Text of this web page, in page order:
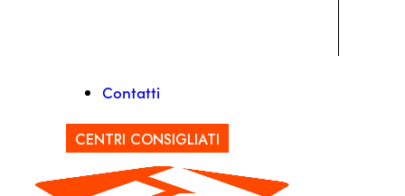
Contatti
CENTRI CONSIGLIATI